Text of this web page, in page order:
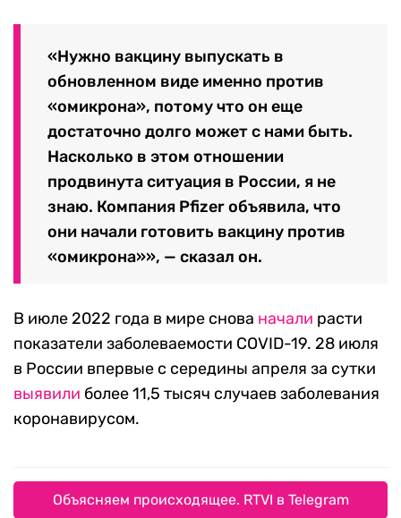
«Нужно вакцину выпускать в
обновленном виде именно против
«омикрона», потому что он еще
достаточно долго может с нами быть.
Насколько в этом отношении
продвинута ситуация в России, я не
знаю. Компания Pfizer объявила, что
они начали готовить вакцину против
«омикрона»», — сказал он.
В июле 2022 года в мире снова начали расти
показатели заболеваемости COVID-19. 28 июля
в России впервые с середины апреля за сутки
выявили более 11,5 тысяч случаев заболевания
коронавирусом.
Объясняем происходящее. RTVI в Telegram